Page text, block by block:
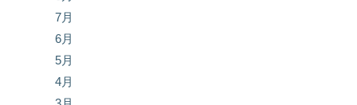
7月
6月
5月
4月